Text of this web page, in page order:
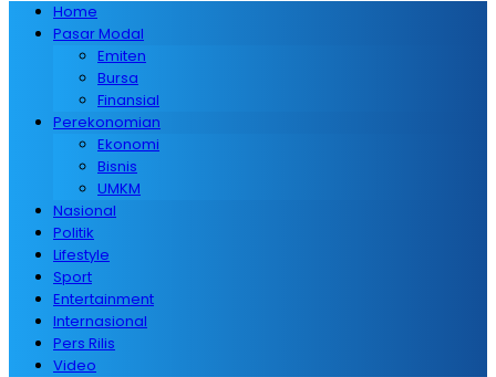
Home
Pasar Modal
Emiten
Bursa
Finansial
Perekonomian
Ekonomi
Bisnis
UMKM
Nasional
Politik
Lifestyle
Sport
Entertainment
Internasional
Pers Rilis
Video